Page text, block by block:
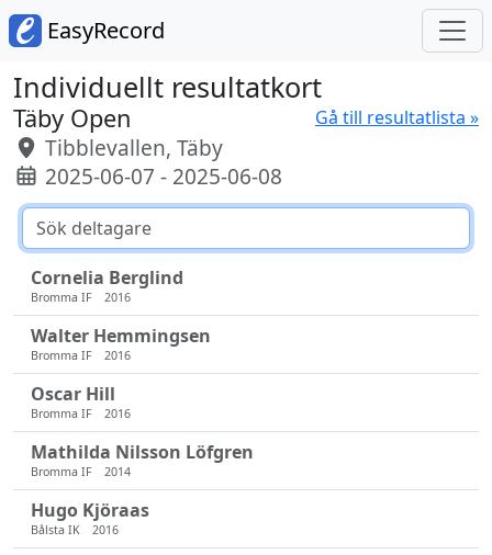
EasyRecord
Individuellt resultatkort
Gå till resultatlista »
Täby Open
Tibblevallen, Täby
2025-06-07 - 2025-06-08
Cornelia Berglind
Bromma IF 2016
Walter Hemmingsen
Bromma IF 2016
Oscar Hill
Bromma IF 2016
Mathilda Nilsson Löfgren
Bromma IF 2014
Hugo Kjöraas
Bålsta IK 2016